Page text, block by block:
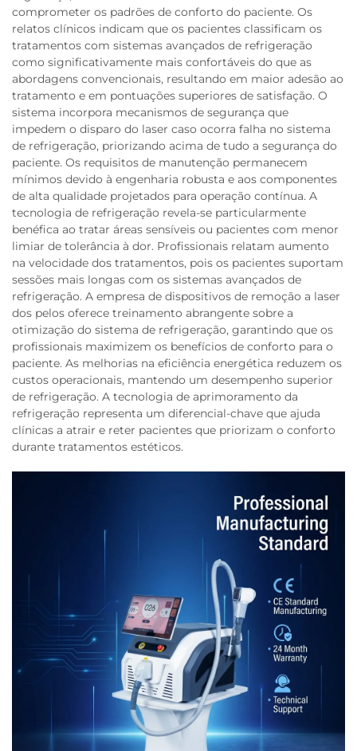
comprometer os padrões de conforto do paciente. Os
relatos clínicos indicam que os pacientes classificam os
tratamentos com sistemas avançados de refrigeração
como significativamente mais confortáveis do que as
abordagens convencionais, resultando em maior adesão ao
tratamento e em pontuações superiores de satisfação. O
sistema incorpora mecanismos de segurança que
impedem o disparo do laser caso ocorra falha no sistema
de refrigeração, priorizando acima de tudo a segurança do
paciente. Os requisitos de manutenção permanecem
mínimos devido à engenharia robusta e aos componentes
de alta qualidade projetados para operação contínua. A
tecnologia de refrigeração revela-se particularmente
benéfica ao tratar áreas sensíveis ou pacientes com menor
limiar de tolerância à dor. Profissionais relatam aumento
na velocidade dos tratamentos, pois os pacientes suportam
sessões mais longas com os sistemas avançados de
refrigeração. A empresa de dispositivos de remoção a laser
dos pelos oferece treinamento abrangente sobre a
otimização do sistema de refrigeração, garantindo que os
profissionais maximizem os benefícios de conforto para o
paciente. As melhorias na eficiência energética reduzem os
custos operacionais, mantendo um desempenho superior
de refrigeração. A tecnologia de aprimoramento da
refrigeração representa um diferencial-chave que ajuda
clínicas a atrair e reter pacientes que priorizam o conforto
durante tratamentos estéticos.